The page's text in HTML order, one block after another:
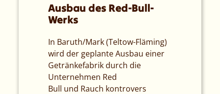
Ausbau des Red-Bull-
Werks
In Baruth/Mark (Teltow-Fläming)
wird der geplante Ausbau einer
Getränkefabrik durch die
Unternehmen Red
Bull und Rauch kontrovers